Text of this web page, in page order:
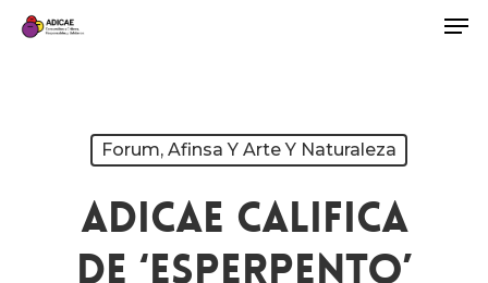
Forum, Afinsa Y Arte Y Naturaleza
ADICAE Califica
De ‘esperpento’